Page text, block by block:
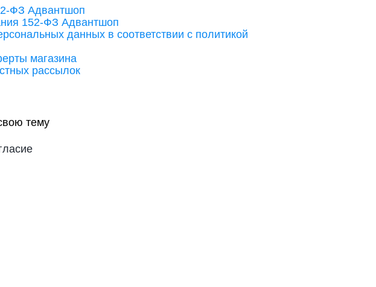
ФЗ Адвантшоп
152-ФЗ Адвантшоп
данных в соответствии с политикой
магазина
рассылок
тему